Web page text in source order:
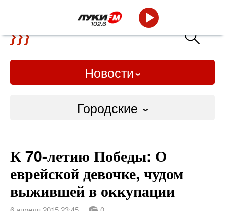
Новости
Городские
Слово Дело
Народные
К 70-летию Победы: О
еврейской девочке, чудом
выжившей в оккупации